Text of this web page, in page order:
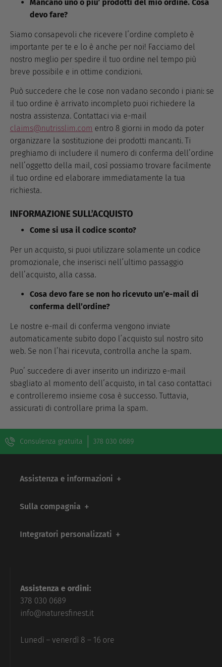
Mancano uno o piu’ prodotti del mio ordine. Cosa
devo fare?
Siamo consapevoli che ricevere l’ordine completo è
importante per te e lo è anche per noi! Facciamo del
nostro meglio per spedire il tuo ordine nel tempo più
breve possibile e in ottime condizioni.
Può succedere che le cose non vadano secondo i piani: se
il tuo ordine è arrivato incompleto puoi richiedere la
nostra assistenza. Contattaci via e-mail
claims@nutrisslim.com entro 8 giorni in modo da poter
organizzare la sostituzione dei prodotti mancanti. Ti
preghiamo di includere il numero di conferma dell’ordine
nell’oggetto della mail, così possiamo trovare facilmente
il tuo ordine ed elaborare immediatamente la tua
richiesta.
INFORMAZIONE SULL’ACQUISTO
Come si usa il codice sconto?
Per un acquisto, si puoi utilizzare solamente un codice
promozionale, che inserisci nell’ultimo passaggio
dell’acquisto, alla cassa.
Cosa devo fare se non ho ricevuto un’e-mail di
conferma dell’ordine?
Le nostre e-mail di conferma vengono inviate
automaticamente subito dopo l’acquisto sul nostro sito
web. Se non l’hai ricevuta, controlla anche la spam.
Puo’ succedere di aver inserito un indirizzo e-mail
sbagliato al momento dell’acquisto, in tal caso contattaci
e controlleremo insieme cosa è successo. Tuttavia,
assicurati di controllare prima la spam.
Consulenza gratuita 378 030 0689
Assistenza e informazioni
Sulla compagnia
Integratori personalizzati
Assistenza e ordini:
378 030 0689
info@naturesfinest.it
Lunedì – venerdì 8 – 16 ore